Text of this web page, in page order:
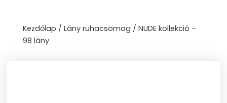
contentKezdőlap / Lány ruhacsomag / NUDE kollekció –
98 lány